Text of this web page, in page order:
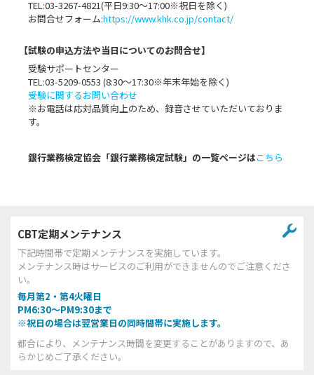
TEL:03-3267-4821(平日9:30～17:00※祝日を除く)
お問合せフォーム:https://www.khk.co.jp/contact/
【試験の申込方法や当日についてのお問合せ】
受験サポートセンター
TEL:03-5209-0553 (8:30〜17:30※年末年始を除く)
受験に関するお問い合わせ
※お電話は応対品質向上のため、録音させていただいておりま
す。
銀行業務検定協会「銀行業務検定試験」の一覧ページはこちら
CBT定期メンテナンス
下記時間帯で定期メンテナンスを実施しています。
メンテナンス時はサービスのご利用ができませんのでご注意くださ
い。
毎月第2・第4火曜日
PM6:30～PM9:30まで
※祝日の場合は翌営業日の同時間帯に実施します。
都合により、メンテナンス時間を変更することがありますので、あ
らかじめご了承ください。